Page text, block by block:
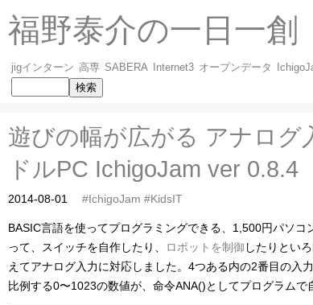
福野泰介の一日一創
jigインターン 高専 SABERA Internet3 オープンデータ
遊びの幅が広がる アナログ
ドルPC IchigoJam ver 0.8.4
2014-08-01 #IchigoJam #KidsIT
BASIC言語を使ってプログラミングできる、1,500円パソコ
って、スイッチを自作したり、
ロボットを制御 したりとい
えてアナログ入力に対応しました。4つある内の2番目の入
比例する0〜1023の数値が、命令ANA()としてプログラムで